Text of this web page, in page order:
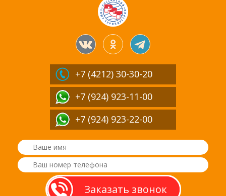
+7 (4212) 30-30-20
+7 (924) 923-11-00
+7 (924) 923-22-00